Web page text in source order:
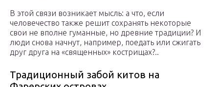
В этой связи возникает мысль: а что, если
человечество также решит сохранять некоторые
свои не вполне гуманные, но древние традиции? И
люди снова начнут, например, поедать или сжигать
друг друга на «священных» кострищах?..
Традиционный забой китов на